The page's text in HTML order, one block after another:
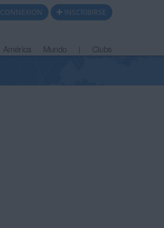
CONNEXION INSCRIBIRSE
América Mundo Clubs